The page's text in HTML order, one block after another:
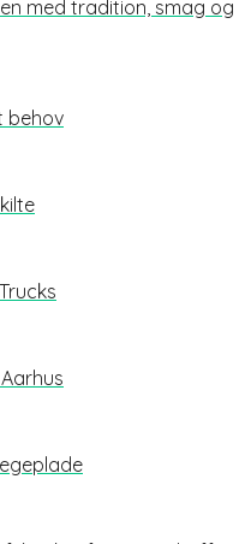
med tradition, smag og
behov